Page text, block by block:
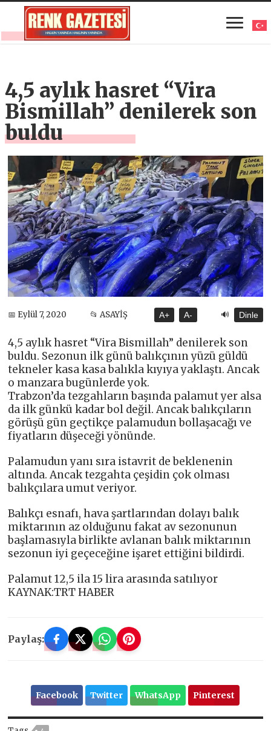
4,5 aylık hasret “Vira
Bismillah” denilerek son
buldu
📅 Eylül 7, 2020 📂 ASAYİŞ A+ A- 🔊 Dinle
4,5 aylık hasret “Vira Bismillah” denilerek son
buldu. Sezonun ilk günü balıkçının yüzü güldü
tekneler kasa kasa balıkla kıyıya yaklaştı. Ancak
o manzara bugünlerde yok.
Trabzon’da tezgahların başında palamut yer alsa
da ilk günkü kadar bol değil. Ancak balıkçıların
görüşü gün geçtikçe palamudun bollaşacağı ve
fiyatların düşeceği yönünde.
Palamudun yanı sıra istavrit de beklenenin
altında. Ancak tezgahta çeşidin çok olması
balıkçılara umut veriyor.
Balıkçı esnafı, hava şartlarından dolayı balık
miktarının az olduğunu fakat av sezonunun
başlamasıyla birlikte avlanan balık miktarının
sezonun iyi geçeceğine işaret ettiğini bildirdi.
Palamut 12,5 ila 15 lira arasında satılıyor
KAYNAK:TRT HABER
Paylaş:
Facebook Twitter WhatsApp Pinterest